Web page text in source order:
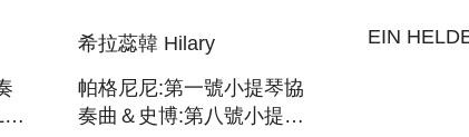
希拉蕊韓 Hilary
帕格尼尼:第一號小提琴協
奏曲＆史博:第八號小提琴
EIN